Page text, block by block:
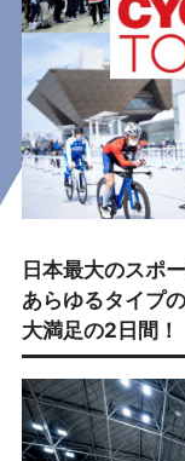
日本最大のスポ
あらゆるタイプ
大満足の2日間！